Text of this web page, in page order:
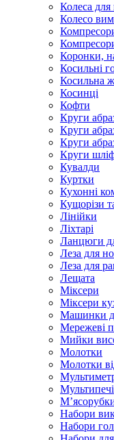
Колеса для
Колесо
Коронки,
Косильні
Косильна
Косинці
Кофти
Круги
Круги
Круги
Круги
Кувалди
Куртки
Кухонні
Кущорізи
Лінійки
Ліхтарі
Ланцюги
Леза для
Леза для
Лещата
Міксери
Міксери
Машинки
Мережеві
Мийки
Молотки
Молотки
Мультипечі
Набори
Набори